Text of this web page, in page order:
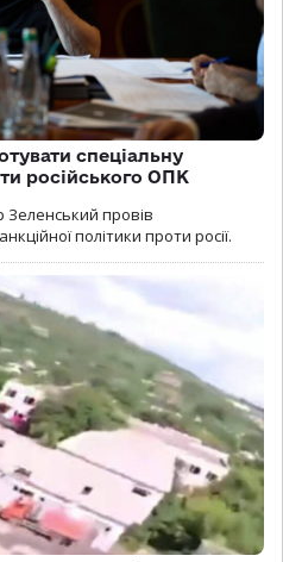
спеціальну
російського ОПК
провів
політики проти росії.